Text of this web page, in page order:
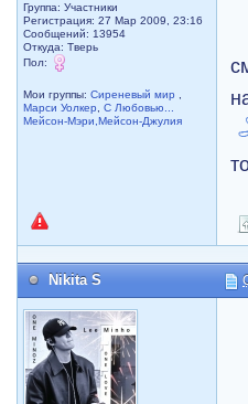
Группа: Участники
Регистрация: 27 Мар 2009, 23:16
Сообщений: 13954
Откуда: Тверь
Пол:
Мои группы:Сиреневый мир
Марси Уолкер
,С Любовью...
Мейсон-Мэри,Мейсон-Джулия
Nikita S